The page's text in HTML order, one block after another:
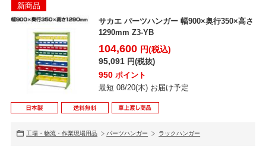
新商品
サカエ パーツハンガー 幅900×奥行350×高さ
1290mm Z3-YB
104,600 円(税込)
95,091 円(税抜)
950 ポイント
最短 08/20(木) お届け予定
工場・物流・作業現場用品 パーツハンガー ラックハンガー